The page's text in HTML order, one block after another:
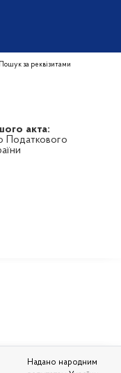
Пошук за реквізитами
акта:
Податкового
Надано народним